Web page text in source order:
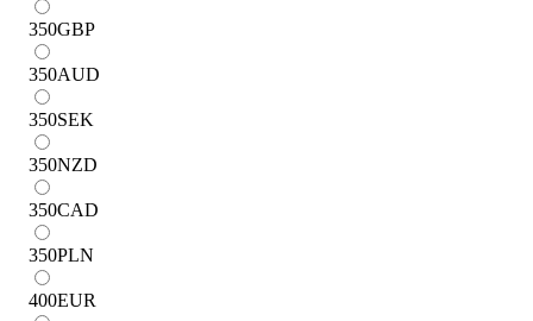
350GBP
350AUD
350SEK
350NZD
350CAD
350PLN
400EUR